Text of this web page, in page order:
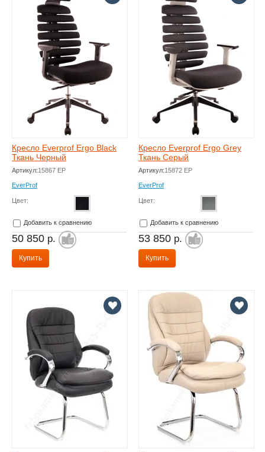
Кресло Everprof Ergo Black
Ткань Черный
Артикул:15867 EP
EverProf
Цвет:
Добавить к сравнению
50 850 р.
Купить
Кресло Everprof Ergo Grey
Ткань Серый
Артикул:15872 EP
EverProf
Цвет:
Добавить к сравнению
53 850 р.
Купить